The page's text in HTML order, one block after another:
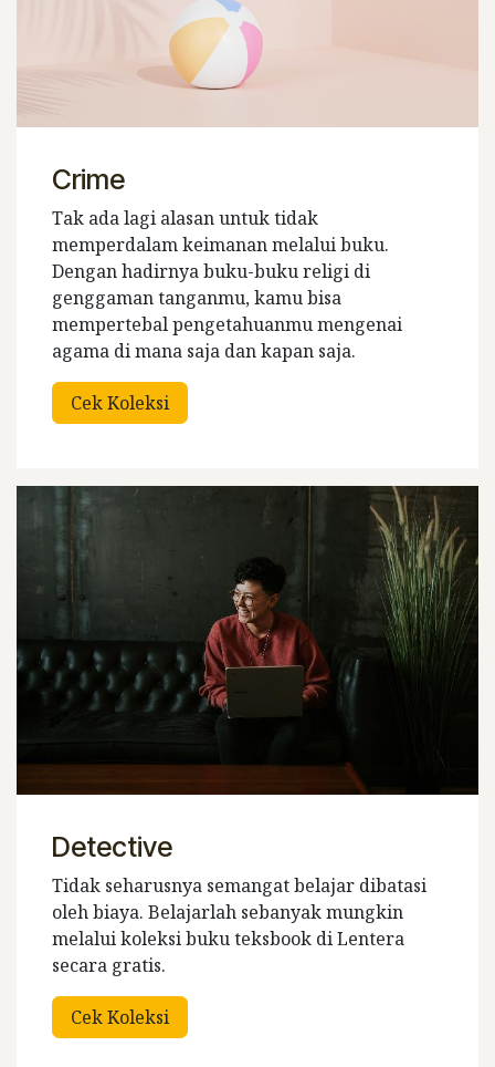
Crime
Tak ada lagi alasan untuk tidak
memperdalam keimanan melalui buku.
Dengan hadirnya buku-buku religi di
genggaman tanganmu, kamu bisa
mempertebal pengetahuanmu mengenai
agama di mana saja dan kapan saja.
Cek Koleksi
Detective
Tidak seharusnya semangat belajar dibatasi
oleh biaya. Belajarlah sebanyak mungkin
melalui koleksi buku teksbook di Lentera
secara gratis.
Cek Koleksi